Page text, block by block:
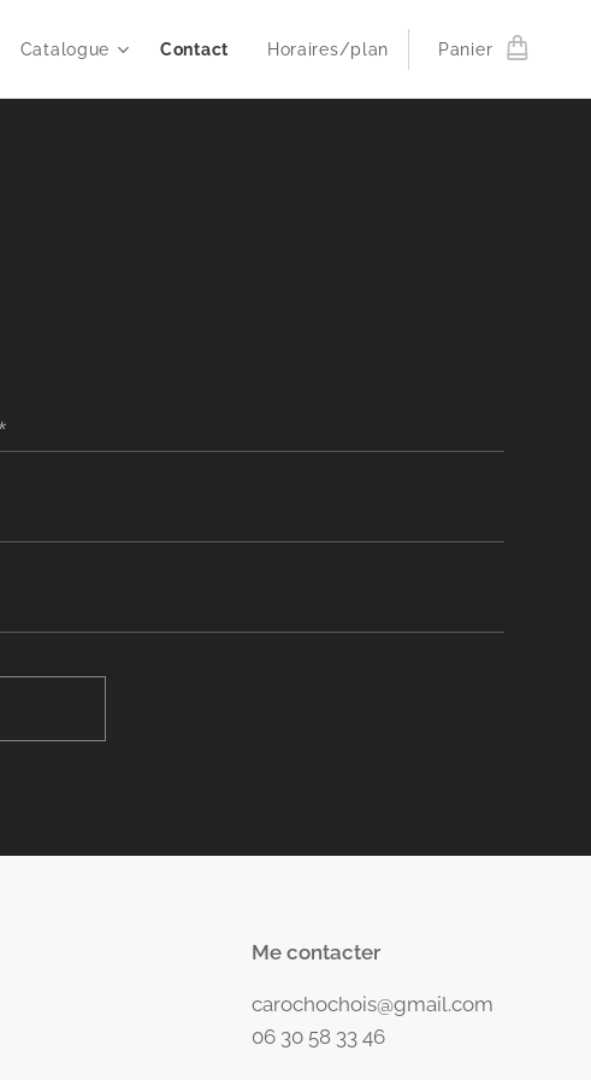
Catalogue Contact Horaires/plan Panier
Me contacter
carochochois@gmail.com
06 30 58 33 46